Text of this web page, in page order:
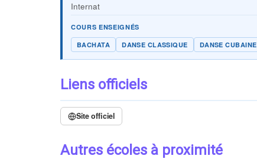
Internat
COURS ENSEIGNÉS
BACHATA
DANSE CLASSIQUE DANSE CUBAINE
Liens officiels
Site officiel
Autres écoles à proximité